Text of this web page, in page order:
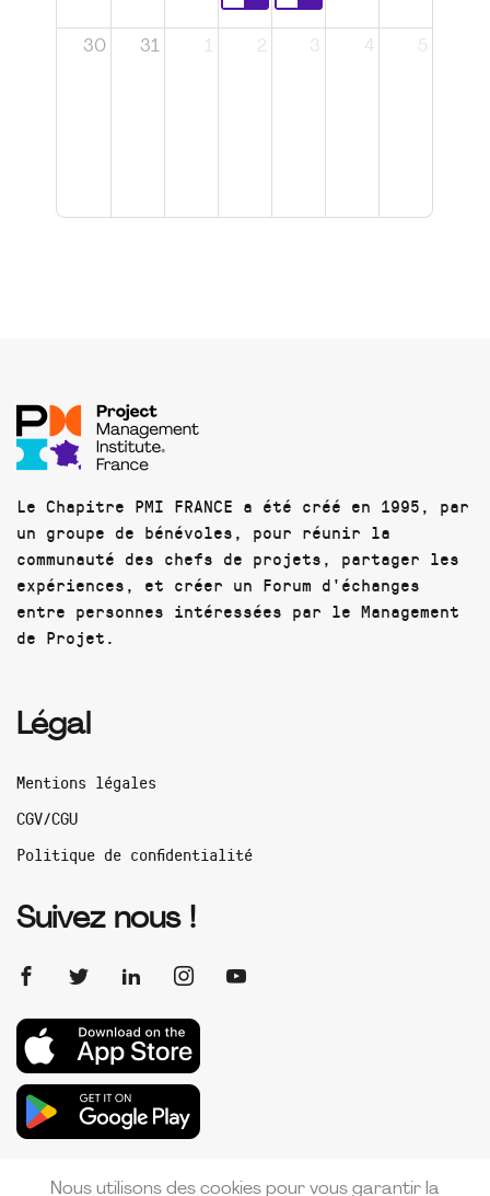
30 31 1 2 3 4 5
Le Chapitre PMI FRANCE a été créé en 1995, par
un groupe de bénévoles, pour réunir la
communauté des chefs de projets, partager les
expériences, et créer un Forum d'échanges
entre personnes intéressées par le Management
de Projet.
Légal
Mentions légales
CGV/CGU
Politique de confidentialité
Suivez nous !
Nous utilisons des cookies pour vous garantir la